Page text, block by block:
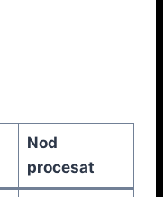
Nod
procesat